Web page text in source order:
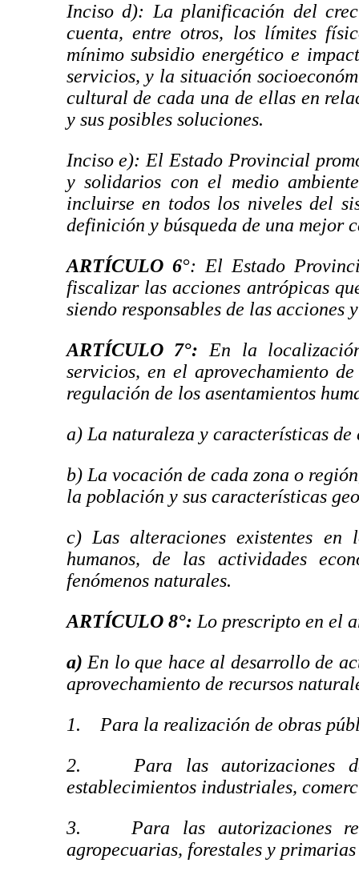
Inciso d): La planificación del
cuenta, entre otros, los límites
mínimo subsidio energético e
servicios, y la situación
cultural de cada una de ellas en
y sus posibles soluciones.
Inciso e): El Estado Provincial
y solidarios con el medio
incluirse en todos los niveles del
definición y búsqueda de una mejor
ARTÍCULO 6°: El Estado
fiscalizar las acciones antrópicas
siendo responsables de las acciones
ARTÍCULO 7°: En la
servicios, en el aprovechamiento
regulación de los asentamientos
a) La naturaleza y características de
b) La vocación de cada zona o
la población y sus características
c) Las alteraciones existentes en
humanos, de las actividades
fenómenos naturales.
ARTÍCULO 8°: Lo prescripto en el
a) En lo que hace al desarrollo de
aprovechamiento de recursos
1. Para la realización de obras
2. Para las autorizaciones de
establecimientos industriales,
3. Para las autorizaciones
agropecuarias, forestales y